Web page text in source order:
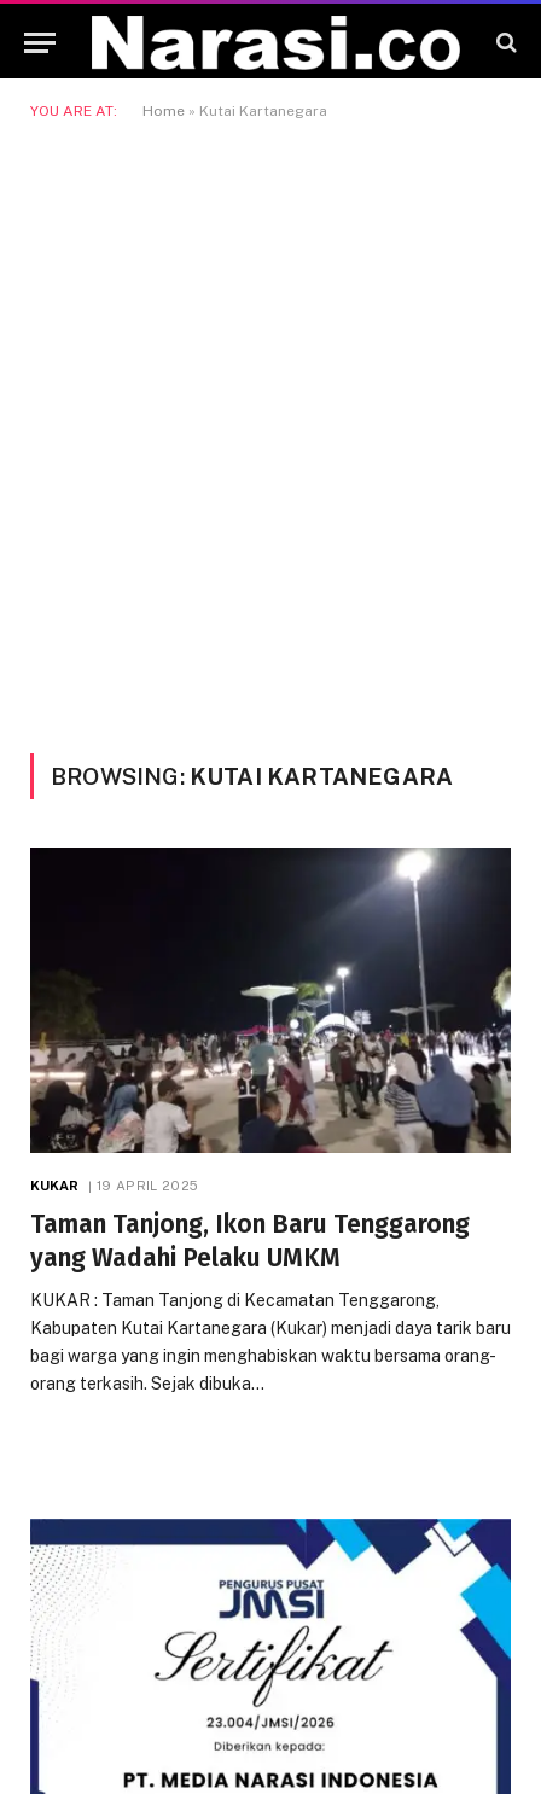
YOU ARE AT: Home » Kutai Kartanegara
BROWSING: KUTAI KARTANEGARA
KUKAR 19 APRIL 2025
Taman Tanjong, Ikon Baru Tenggarong
yang Wadahi Pelaku UMKM
KUKAR : Taman Tanjong di Kecamatan Tenggarong,
Kabupaten Kutai Kartanegara (Kukar) menjadi daya tarik baru
bagi warga yang ingin menghabiskan waktu bersama orang-
orang terkasih. Sejak dibuka…